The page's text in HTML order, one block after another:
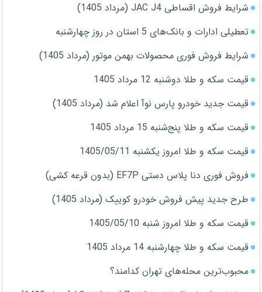
شرایط فروش اقساطی JAC J4 (مرداد 1405)
تعطیلی ادارات و بانک‌های 5 استان در روز چهارشنبه
شرایط فروش فوری محصولات بهمن موتور (مرداد 1405)
قیمت سکه و طلا دوشنبه 12 مرداد 1405
قیمت جدید خودرو پارس نوآ اعلام شد (مرداد 1405)
قیمت سکه و طلا پنج‌شنبه 15 مرداد 1405
قیمت سکه و طلا امروز یکشنبه 1405/05/11
فروش فوری دنا پلاس دستی EF7P (بدون قرعه کشی)
طرح جدید پیش فروش خودرو کوییک (مرداد 1405)
قیمت سکه و طلا امروز شنبه 1405/05/10
قیمت سکه و طلا چهارشنبه 14 مرداد 1405
محبوب‌ترین محله‌های تهران کدامند؟